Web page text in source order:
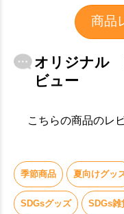
商品
オリジナル
ビュー
こちらの商品のレ
季節商品 夏向けグッ
SDGsグッズ SDGs雑